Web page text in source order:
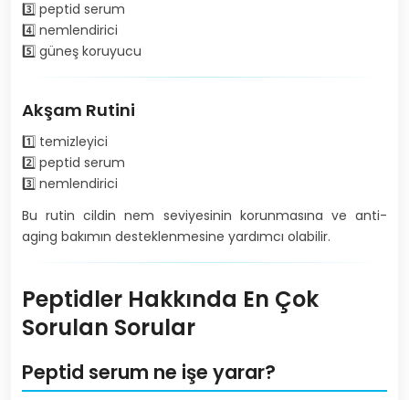
3️⃣ peptid serum
4️⃣ nemlendirici
5️⃣ güneş koruyucu
Akşam Rutini
1️⃣ temizleyici
2️⃣ peptid serum
3️⃣ nemlendirici
Bu rutin cildin nem seviyesinin korunmasına ve anti-
aging bakımın desteklenmesine yardımcı olabilir.
Peptidler Hakkında En Çok
Sorulan Sorular
Peptid serum ne işe yarar?